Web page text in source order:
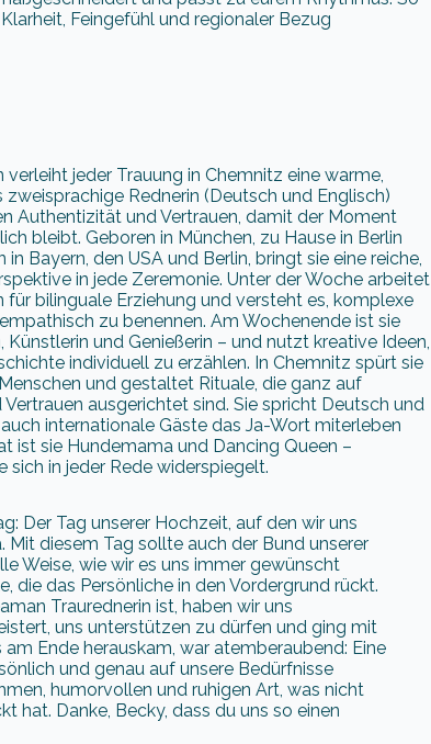
Feingefühl und regionaler Bezug
verleiht jeder Trauung in Chemnitz eine warme,
zweisprachige Rednerin (Deutsch und Englisch)
Authentizität und Vertrauen, damit der Moment
bleibt. Geboren in München, zu Hause in Berlin
Bayern, den USA und Berlin, bringt sie eine reiche,
in jede Zeremonie. Unter der Woche arbeitet
für bilinguale Erziehung und versteht es, komplexe
zu benennen. Am Wochenende ist sie
Künstlerin und Genießerin – und nutzt kreative Ideen,
individuell zu erzählen. In Chemnitz spürt sie
und gestaltet Rituale, die ganz auf
ausgerichtet sind. Sie spricht Deutsch und
internationale Gäste das Ja-Wort miterleben
ist sie Hundemama und Dancing Queen –
sich in jeder Rede widerspiegelt.
Der Tag unserer Hochzeit, auf den wir uns
diesem Tag sollte auch der Bund unserer
Weise, wie wir es uns immer gewünscht
die das Persönliche in den Vordergrund rückt.
Traurednerin ist, haben wir uns
uns unterstützen zu dürfen und ging mit
Ende herauskam, war atemberaubend: Eine
und genau auf unsere Bedürfnisse
humorvollen und ruhigen Art, was nicht
hat. Danke, Becky, dass du uns so einen